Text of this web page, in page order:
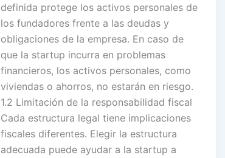
definida protege los activos personales de
los fundadores frente a las deudas y
obligaciones de la empresa. En caso de
que la startup incurra en problemas
financieros, los activos personales, como
viviendas o ahorros, no estarán en riesgo.
1.2 Limitación de la responsabilidad fiscal
Cada estructura legal tiene implicaciones
fiscales diferentes. Elegir la estructura
adecuada puede ayudar a la startup a